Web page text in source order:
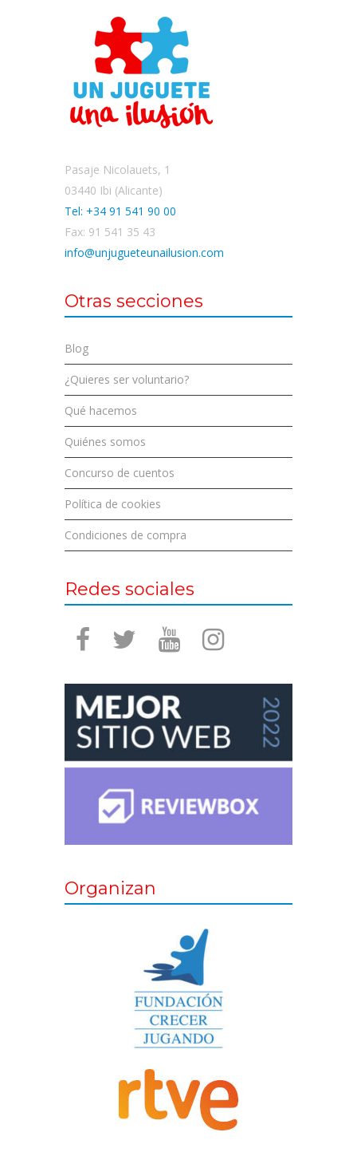
Pasaje Nicolauets, 1
03440 Ibi (Alicante)
Tel: +34 91 541 90 00
Fax: 91 541 35 43
info@unjugueteunailusion.com
Otras secciones
Blog
¿Quieres ser voluntario?
Qué hacemos
Quiénes somos
Concurso de cuentos
Política de cookies
Condiciones de compra
Redes sociales
Organizan